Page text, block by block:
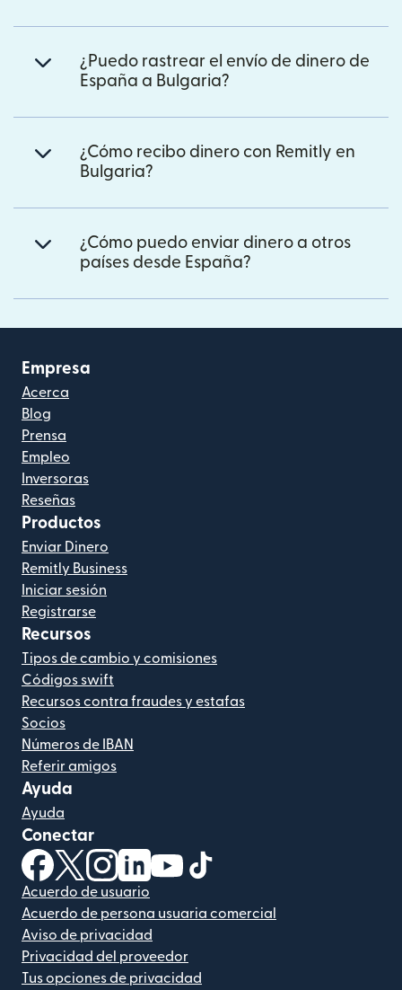
¿Puedo rastrear el envío de dinero de
España a Bulgaria?
¿Cómo recibo dinero con Remitly en
Bulgaria?
¿Cómo puedo enviar dinero a otros
países desde España?
Empresa
Acerca
Blog
Prensa
Empleo
Inversoras
Reseñas
Productos
Enviar Dinero
Remitly Business
Iniciar sesión
Registrarse
Recursos
Tipos de cambio y comisiones
Códigos swift
Recursos contra fraudes y estafas
Socios
Números de IBAN
Referir amigos
Ayuda
Ayuda
Conectar
(se abre en una ventana nueva)
(se abre en una ventana nueva)
(se abre en una ventana nueva)
(se abre en una ventana nueva)
(se abre en una ventana nueva)
Acuerdo de usuario
Acuerdo de persona usuaria comercial
Aviso de privacidad
Privacidad del proveedor
Tus opciones de privacidad